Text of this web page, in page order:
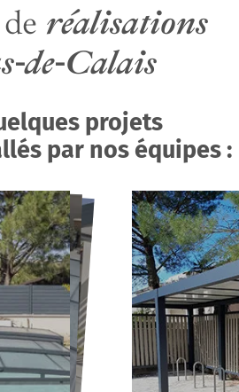
réalisations
de-Calais
projets
par nos équipes :